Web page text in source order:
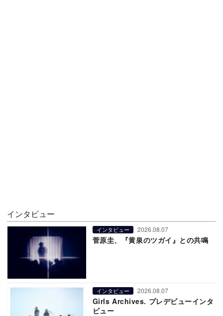
インタビュー
インタビュー 2026.08.07
菅原圭、『黄泉のツガイ』との共鳴
インタビュー 2026.08.07
Girls Archives. プレデビューインタ
ビュー